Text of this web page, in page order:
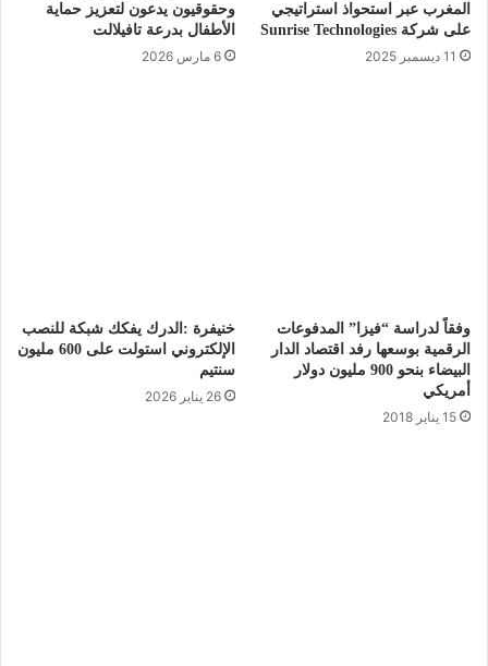
المغرب عبر استحواذ استراتيجي
على شركة Sunrise Technologies
11 ديسمبر 2025
وحقوقيون يدعون لتعزيز حماية
الأطفال بدرعة تافيلالت
6 مارس 2026
وفقاً لدراسة “فيزا” المدفوعات
الرقمية بوسعها رفد اقتصاد الدار
البيضاء بنحو 900 مليون دولار
أمريكي
15 يناير 2018
خنيفرة :الدرك يفكك شبكة للنصب
الإلكتروني استولت على 600 مليون
سنتيم
26 يناير 2026